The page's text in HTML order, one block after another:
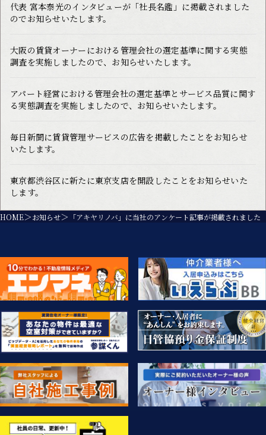
代表 宮本泰光のインタビューが「社長名鑑」に掲載されました
のでお知らせいたします。
大阪の賃貸オーナーにおける管理会社の選定基準に関する実態
調査を実施しましたので、お知らせいたします。
アパート経営における管理会社の選定基準とサービス品質に関す
る実態調査を実施しましたので、お知らせいたします。
毎日新聞に賃貸管理サービスの広告を掲載したことをお知らせ
いたします。
東京都渋谷区に新たに東京支店を開設したことをお知らせいた
します。
HOME お知らせ 「アキヤリノバ」に当社のアンケート記事が掲載されました